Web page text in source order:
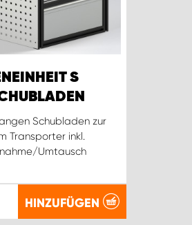
S
Schubladen zur
Transporter inkl.
Umtausch
HINZUFÜGEN